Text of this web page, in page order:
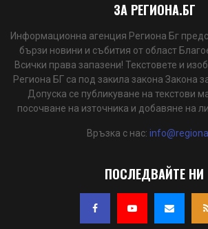
ЗА РЕГИОНА.БГ
Информационна агенция Региона Бг
бързи новини и събития от област
Всички права запазени! Текстовете и
Региона БГ са под закила закона Закона
Допуска се публикуване на текстови
посочване на източника и добавяне на
Връзка с нас:
ПОСЛЕДВАЙТЕ НИ